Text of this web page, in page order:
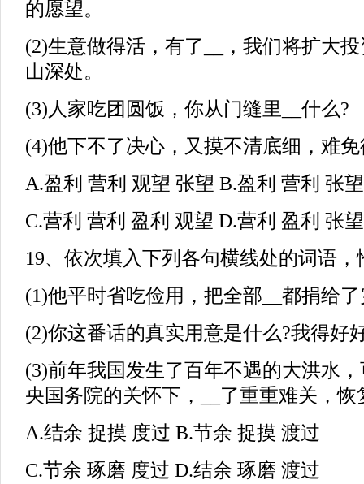
的愿望。
(2)生意做得活，有了__，我们将扩大
山深处。
(3)人家吃团圆饭，你从门缝里__什么?
(4)他下不了决心，又摸不清底细，难免
A.盈利 营利 观望 张望 B.盈利 营利 张
C.营利 营利 盈利 观望 D.营利 盈利 张
19、依次填入下列各句横线处的词语
(1)他平时省吃俭用，把全部__都捐给
(2)你这番话的真实用意是什么?我得好
(3)前年我国发生了百年不遇的大洪水
央国务院的关怀下，__了重重难关，恢
A.结余 捉摸 度过 B.节余 捉摸 渡过
C.节余 琢磨 度过 D.结余 琢磨 渡过